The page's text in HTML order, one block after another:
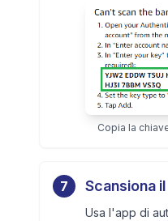
Copia la
7 Scansiona
Usa l'app di